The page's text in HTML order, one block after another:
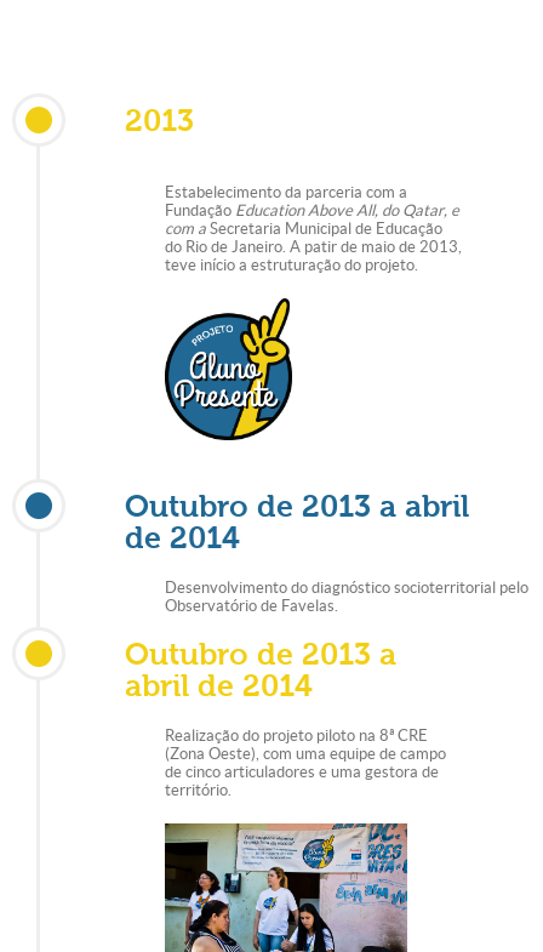
2013
Estabelecimento da parceria com a
Fundação Education Above All, do Qatar, e
com a Secretaria Municipal de Educação
do Rio de Janeiro. A patir de maio de 2013,
teve início a estruturação do projeto.
Outubro de 2013 a abril
de 2014
Desenvolvimento do diagnóstico socioterritorial pelo
Observatório de Favelas.
Outubro de 2013 a
abril de 2014
Realização do projeto piloto na 8ª CRE
(Zona Oeste), com uma equipe de campo
de cinco articuladores e uma gestora de
território.